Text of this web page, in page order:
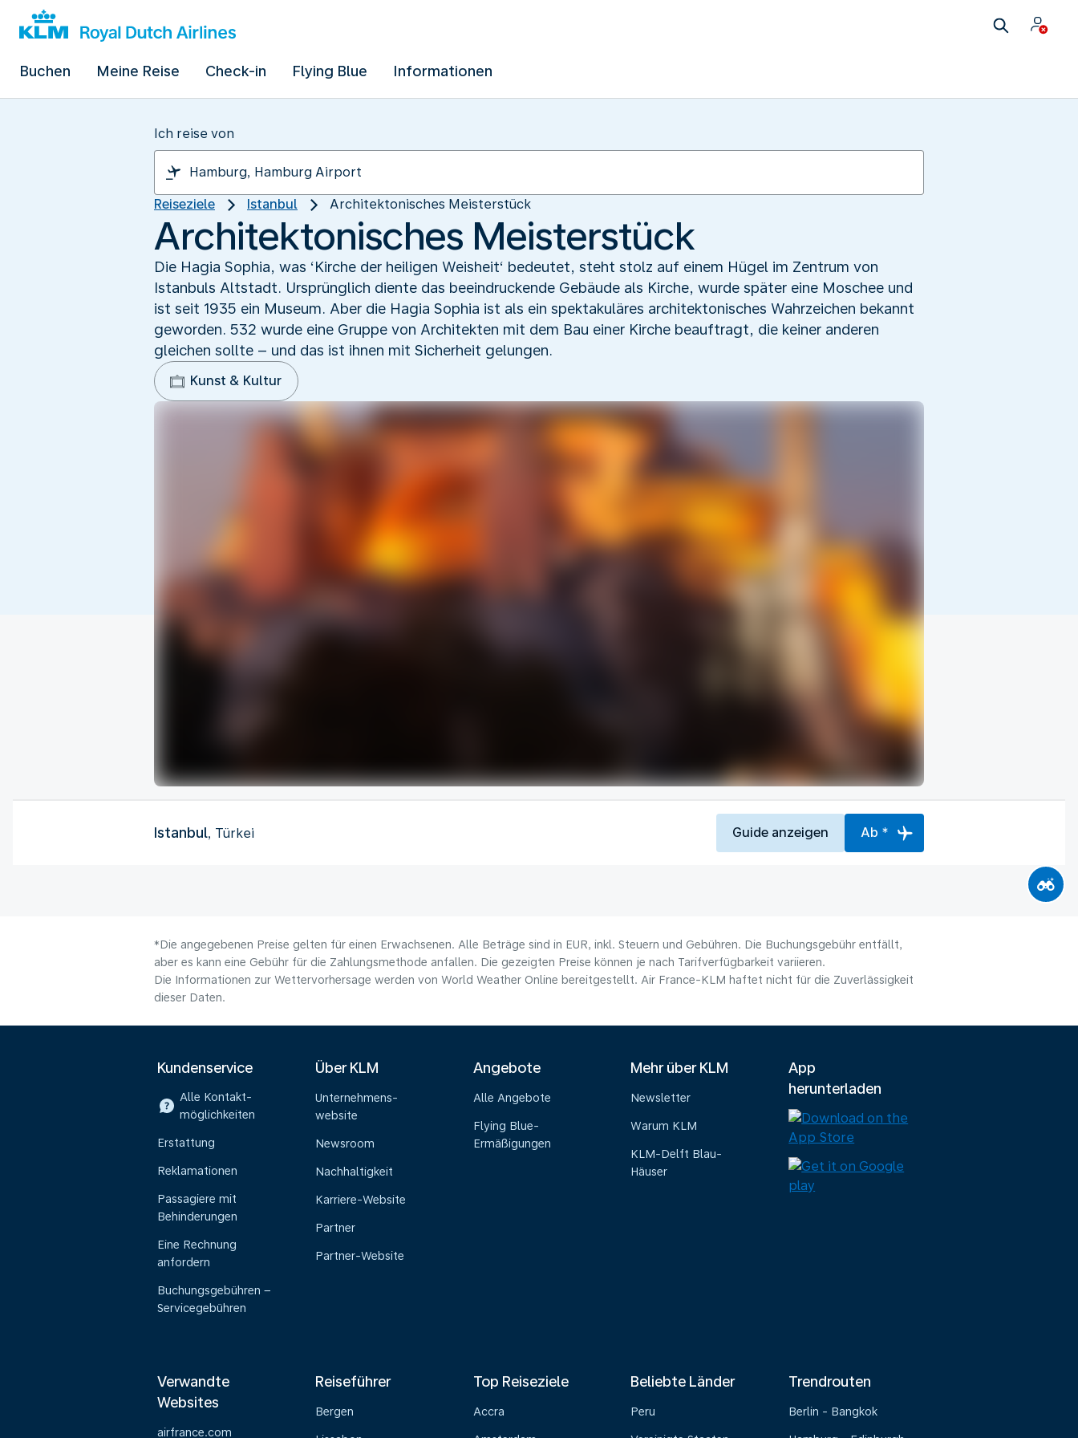
Buchen Meine Reise Check-in Flying Blue Informationen
Ich reise von
Reiseziele Istanbul Architektonisches Meisterstück
Architektonisches Meisterstück
Die Hagia Sophia, was ‘Kirche der heiligen Weisheit‘ bedeutet, steht stolz auf einem Hügel im Zentrum von
Istanbuls Altstadt. Ursprünglich diente das beeindruckende Gebäude als Kirche, wurde später eine Moschee und
ist seit 1935 ein Museum. Aber die Hagia Sophia ist als ein spektakuläres architektonisches Wahrzeichen bekannt
geworden. 532 wurde eine Gruppe von Architekten mit dem Bau einer Kirche beauftragt, die keiner anderen
gleichen sollte – und das ist ihnen mit Sicherheit gelungen.
Kunst & Kultur
Istanbul, Türkei Guide anzeigen Ab *
*Die angegebenen Preise gelten für einen Erwachsenen. Alle Beträge sind in EUR, inkl. Steuern und Gebühren. Die Buchungsgebühr entfällt,
aber es kann eine Gebühr für die Zahlungsmethode anfallen. Die gezeigten Preise können je nach Tarifverfügbarkeit variieren.
Die Informationen zur Wettervorhersage werden von World Weather Online bereitgestellt. Air France-KLM haftet nicht für die Zuverlässigkeit
dieser Daten.
Kundenservice
Alle Kontakt-
möglichkeiten
Erstattung
Reklamationen
Passagiere mit
Behinderungen
Eine Rechnung
anfordern
Buchungsgebühren –
Servicegebühren
Über KLM
Unternehmens-
website
Newsroom
Nachhaltigkeit
Karriere-Website
Partner
Partner-Website
Angebote
Alle Angebote
Flying Blue-
Ermäßigungen
Mehr über KLM
Newsletter
Warum KLM
KLM-Delft Blau-
Häuser
App
herunterladen
Verwandte
Websites
airfrance.com
Reiseführer
Bergen
Top Reiseziele
Accra
Beliebte Länder
Peru
Trendrouten
Berlin - Bangkok